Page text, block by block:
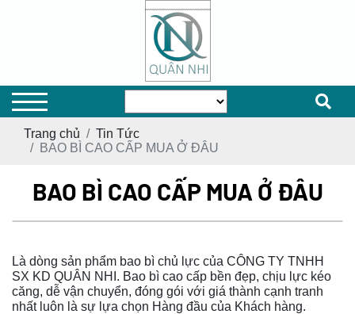
Trang chủ
Tin Tức
BAO BÌ CAO CẤP MUA Ở ĐÂU
BAO BÌ CAO CẤP MUA Ở ĐÂU
Là dòng sản phẩm bao bì chủ lực của CÔNG TY TNHH
SX KD QUÂN NHI. Bao bì cao cấp bền đẹp, chịu lực kéo
căng, dễ vận chuyển, đóng gói với giá thành cạnh tranh
nhất luôn là sự lựa chọn Hàng đầu của Khách hàng.